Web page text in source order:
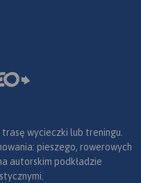
trasę wycieczki lub treningu.
pieszego, rowerowych
autorskim podkładzie